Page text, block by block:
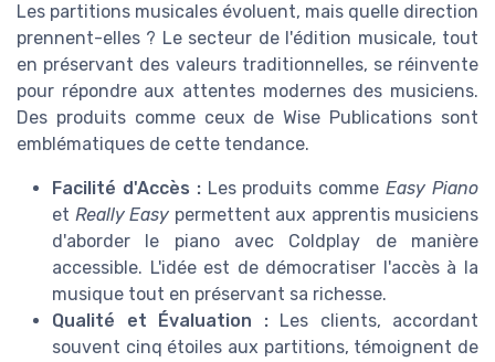
Les partitions musicales évoluent, mais quelle direction
prennent-elles ? Le secteur de l'édition musicale, tout
en préservant des valeurs traditionnelles, se réinvente
pour répondre aux attentes modernes des musiciens.
Des produits comme ceux de Wise Publications sont
emblématiques de cette tendance.
Facilité d'Accès :Les produits commeEasy Piano
et Really Easy permettent aux apprentis musiciens
d'aborder le piano avec Coldplay de manière
accessible. L'idée est de démocratiser l'accès à la
musique tout en préservant sa richesse.
Qualité et Évaluation :Les clients, accordant
souvent cinq étoiles aux partitions, témoignent de